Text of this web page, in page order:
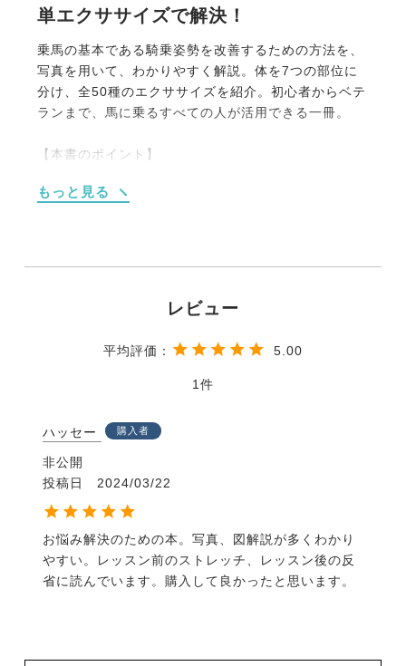
単エクササイズで解決！
乗馬の基本である騎乗姿勢を改善するための方法を、
写真を用いて、わかりやすく解説。体を7つの部位に
分け、全50種のエクササイズを紹介。初心者からベテ
ランまで、馬に乗るすべての人が活用できる一冊。
【本書のポイント】
「腕」「脚／足」「手首と拳」「足首と足先」の7つ
・乗馬における騎乗姿勢の重要性と、どのようにして
正しい姿勢を身に付けるかをわかりやすく解説。
脳と学習に関する最新の研究
学習のガイドライン
エクササイズの取り組み方
Section１ 頭と首
Ex2 脳の“感じる”側をみつける
Ex3 反対の方向を見る
Ex4 目を後ろに戻す
もっと見る
5.00
1
ハッセー 購入者
非公開
投稿日
2024/03/22
お悩み解決のための本。写真、図解説が多くわかり
やすい。レッスン前のストレッチ、レッスン後の反
省に読んでいます。購入して良かったと思います。